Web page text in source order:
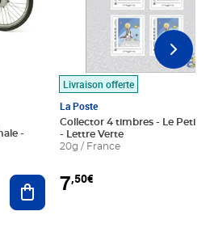
Ajouter au panier
Livraison offerte
La Poste
Collector 4 timbres - Le Petit
- Lettre Verte
20g / France
7,50€